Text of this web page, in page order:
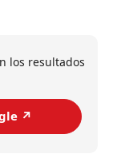
los resultados
↗️